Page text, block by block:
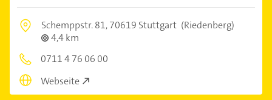
Schemppstr. 81,70619 Stuttgart (Riedenberg)
4,4 km
0711 4 76 06 00
Webseite